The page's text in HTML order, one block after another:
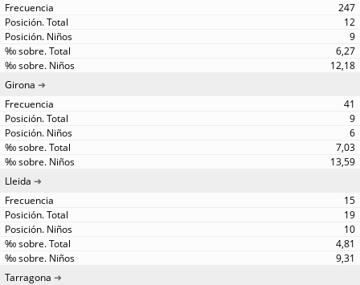
247
12
9
6,27
12,18
Girona
41
9
6
7,03
13,59
Lleida
15
19
10
4,81
9,31
Tarragona